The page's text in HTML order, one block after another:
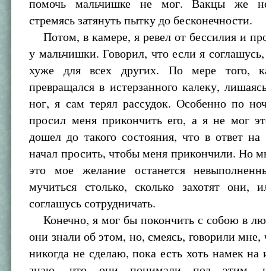
помочь мальчишке не мог. Вакцы же
стремясь затянуть пытку до бесконечности.
Потом, в камере, я ревел от бессилия и
у мальчишки. Говорил, что если я
хуже для всех других. По мере того,
превращался в истерзанного калеку,
ног, я сам терял рассудок. Особенно по
просил меня прикончить его, а я не мог
дошел до такого состояния, что в ответ на
начал просить, чтобы меня прикончили. Но
это мое желание останется
мучиться столько, сколько захотят
соглашусь сотрудничать.
Конечно, я мог бы покончить с собою в
они знали об этом, но, смеясь, говорили мне,
никогда не сделаю, пока есть хоть намек на